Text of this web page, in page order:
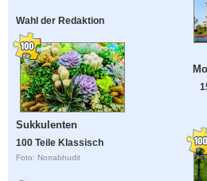
Wahl der Redaktion
Sukkulenten
100 Teile Klassisch
Foto: Norrabhudit